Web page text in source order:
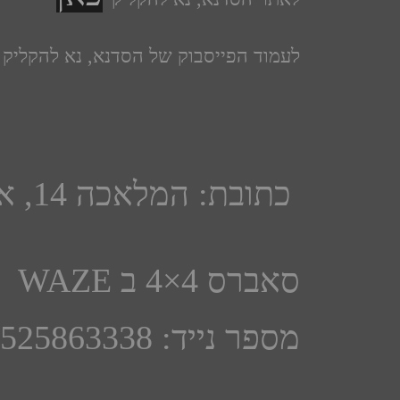
לעמוד הפייסבוק של הסדנא, נא להקליק
כתובת: המלאכה 14, אור יהודה.
סאברס 4×4 ב WAZE
מספר נייד: 0525863338